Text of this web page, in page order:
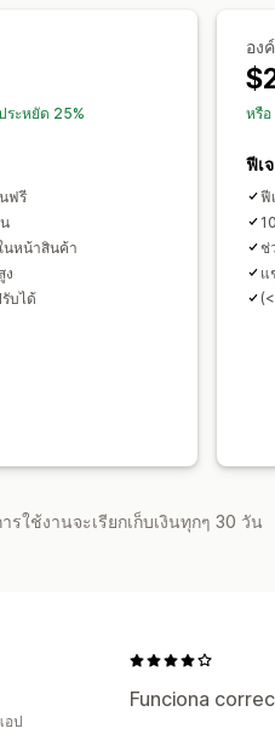
คอนเวอร์ชันและ
เสนอสินค้าอื่นที่
การขายเพิ่มในค
การคุ้มครองการ
คำแนะนำสินค้า
ส่วนลดตามระดับ
การทดสอบ A/B
ะหยัด 25%
ฟรี
นหน้าสินค้า
ง
บได้
อง
หรื
ฟีเ
ฟี
ช่
แ
ใช้งานจะเรียกเก็บเงินทุกๆ 30 วัน
Funciona
อป